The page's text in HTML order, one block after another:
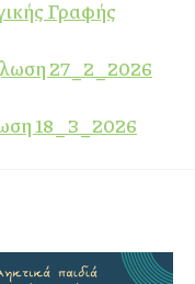
Γραφής
27_2_2026
18_3_2026